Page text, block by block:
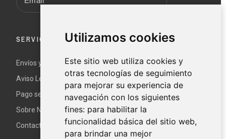
Utilizamos cookies
Este sitio web utiliza cookies y
otras tecnologías de seguimiento
para mejorar su experiencia de
navegación con los siguientes
fines: para habilitar la
funcionalidad básica del sitio web,
para brindar una mejor
SERVICIO AL CLIENTE
Envíos y devoluciones
Aviso Legal y términos y condiciones
Pago seguro
Sobre Nur
Contacte con nosotros